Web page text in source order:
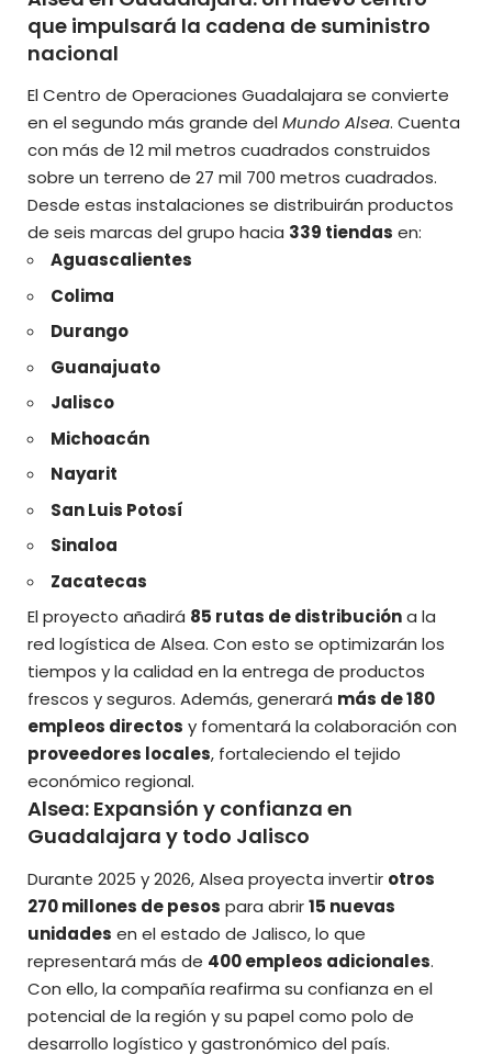
que impulsará la cadena de suministro
nacional
El Centro de Operaciones Guadalajara se convierte
en el segundo más grande delMundo Alsea. Cuenta
con más de 12 mil metros cuadrados construidos
sobre un terreno de 27 mil 700 metros cuadrados.
Desde estas instalaciones se distribuirán productos
de seis marcas del grupo hacia 339 tiendas en:
Aguascalientes
Colima
Durango
Guanajuato
Jalisco
Michoacán
Nayarit
San Luis Potosí
Sinaloa
Zacatecas
El proyecto añadirá 85 rutas de distribucióna la
red logística de Alsea. Con esto se optimizarán los
tiempos y la calidad en la entrega de productos
frescos y seguros. Además, generará más de 180
empleos directos y fomentará la colaboración con
proveedores locales, fortaleciendo el tejido
económico regional.
Alsea: Expansión y confianza en
Guadalajara y todo Jalisco
Durante 2025 y 2026, Alsea proyecta invertir otros
270 millones de pesos para abrir15 nuevas
unidades en el estado de Jalisco, lo que
representará más de 400 empleos adicionales.
Con ello, la compañía reafirma su confianza en el
potencial de la región y su papel como polo de
desarrollo logístico y gastronómico del país.